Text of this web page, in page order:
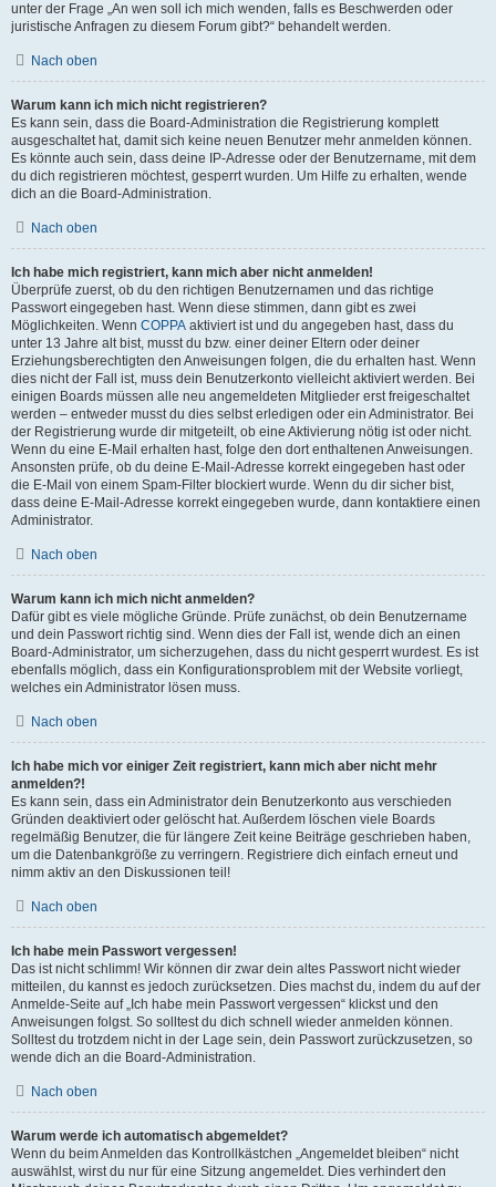
unter der Frage „An wen soll ich mich wenden, falls es Beschwerden oder
juristische Anfragen zu diesem Forum gibt?“ behandelt werden.
Nach oben
Warum kann ich mich nicht registrieren?
Es kann sein, dass die Board-Administration die Registrierung komplett
ausgeschaltet hat, damit sich keine neuen Benutzer mehr anmelden können.
Es könnte auch sein, dass deine IP-Adresse oder der Benutzername, mit dem
du dich registrieren möchtest, gesperrt wurden. Um Hilfe zu erhalten, wende
dich an die Board-Administration.
Nach oben
Ich habe mich registriert, kann mich aber nicht anmelden!
Überprüfe zuerst, ob du den richtigen Benutzernamen und das richtige
Passwort eingegeben hast. Wenn diese stimmen, dann gibt es zwei
Möglichkeiten. Wenn COPPA aktiviert ist und du angegeben hast, dass du
unter 13 Jahre alt bist, musst du bzw. einer deiner Eltern oder deiner
Erziehungsberechtigten den Anweisungen folgen, die du erhalten hast. Wenn
dies nicht der Fall ist, muss dein Benutzerkonto vielleicht aktiviert werden. Bei
einigen Boards müssen alle neu angemeldeten Mitglieder erst freigeschaltet
werden – entweder musst du dies selbst erledigen oder ein Administrator. Bei
der Registrierung wurde dir mitgeteilt, ob eine Aktivierung nötig ist oder nicht.
Wenn du eine E-Mail erhalten hast, folge den dort enthaltenen Anweisungen.
Ansonsten prüfe, ob du deine E-Mail-Adresse korrekt eingegeben hast oder
die E-Mail von einem Spam-Filter blockiert wurde. Wenn du dir sicher bist,
dass deine E-Mail-Adresse korrekt eingegeben wurde, dann kontaktiere einen
Administrator.
Nach oben
Warum kann ich mich nicht anmelden?
Dafür gibt es viele mögliche Gründe. Prüfe zunächst, ob dein Benutzername
und dein Passwort richtig sind. Wenn dies der Fall ist, wende dich an einen
Board-Administrator, um sicherzugehen, dass du nicht gesperrt wurdest. Es ist
ebenfalls möglich, dass ein Konfigurationsproblem mit der Website vorliegt,
welches ein Administrator lösen muss.
Nach oben
Ich habe mich vor einiger Zeit registriert, kann mich aber nicht mehr
anmelden?!
Es kann sein, dass ein Administrator dein Benutzerkonto aus verschieden
Gründen deaktiviert oder gelöscht hat. Außerdem löschen viele Boards
regelmäßig Benutzer, die für längere Zeit keine Beiträge geschrieben haben,
um die Datenbankgröße zu verringern. Registriere dich einfach erneut und
nimm aktiv an den Diskussionen teil!
Nach oben
Ich habe mein Passwort vergessen!
Das ist nicht schlimm! Wir können dir zwar dein altes Passwort nicht wieder
mitteilen, du kannst es jedoch zurücksetzen. Dies machst du, indem du auf der
Anmelde-Seite auf „Ich habe mein Passwort vergessen“ klickst und den
Anweisungen folgst. So solltest du dich schnell wieder anmelden können.
Solltest du trotzdem nicht in der Lage sein, dein Passwort zurückzusetzen, so
wende dich an die Board-Administration.
Nach oben
Warum werde ich automatisch abgemeldet?
Wenn du beim Anmelden das Kontrollkästchen „Angemeldet bleiben“ nicht
auswählst, wirst du nur für eine Sitzung angemeldet. Dies verhindert den